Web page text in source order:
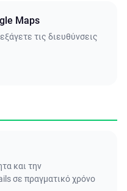
Maps
τις διευθύνσεις
και την
σε πραγματικό χρόνο